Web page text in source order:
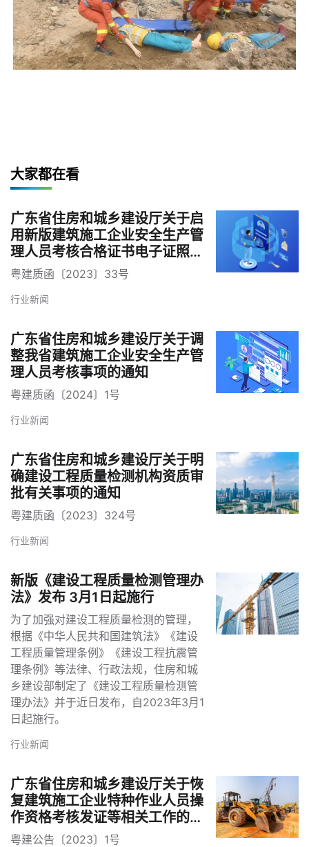
大家都在看
广东省住房和城乡建设厅关于启
用新版建筑施工企业安全生产管
理人员考核合格证书电子证照的
通知
粤建质函〔2023〕33号
行业新闻
广东省住房和城乡建设厅关于调
整我省建筑施工企业安全生产管
理人员考核事项的通知
粤建质函〔2024〕1号
行业新闻
广东省住房和城乡建设厅关于明
确建设工程质量检测机构资质审
批有关事项的通知
粤建质函〔2023〕324号
行业新闻
新版《建设工程质量检测管理办
法》发布 3月1日起施行
为了加强对建设工程质量检测的管理，
根据《中华人民共和国建筑法》《建设
工程质量管理条例》《建设工程抗震管
理条例》等法律、行政法规，住房和城
乡建设部制定了《建设工程质量检测管
理办法》并于近日发布，自2023年3月1
日起施行。
行业新闻
广东省住房和城乡建设厅关于恢
复建筑施工企业特种作业人员操
作资格考核发证等相关工作的通
告
粤建公告〔2023〕1号